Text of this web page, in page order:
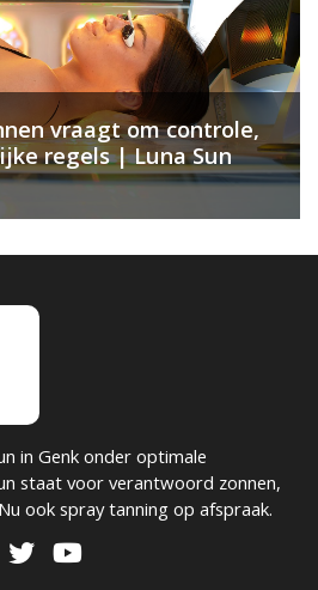
vraagt om controle,
regels | Luna Sun
in Genk onder optimale
staat voor verantwoord zonnen,
ook spray tanning op afspraak.